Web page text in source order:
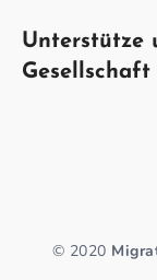
Unterstütze
© 2020